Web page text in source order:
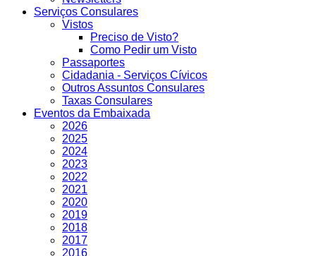
Serviços Consulares
Vistos
Preciso de Visto?
Como Pedir um Visto
Passaportes
Cidadania - Serviços Cívicos
Outros Assuntos Consulares
Taxas Consulares
Eventos da Embaixada
2026
2025
2024
2023
2022
2021
2020
2019
2018
2017
2016